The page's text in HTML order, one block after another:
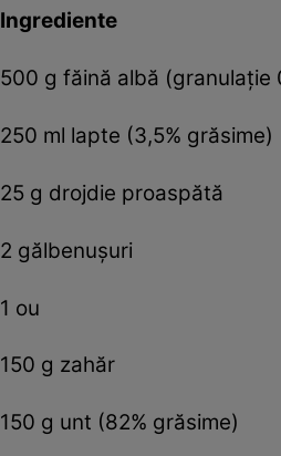
Ingrediente
500 g făină albă (granulație
250 ml lapte (3,5% grăsime)
25 g drojdie proaspătă
2 gălbenuşuri
1 ou
150 g zahăr
150 g unt (82% grăsime)